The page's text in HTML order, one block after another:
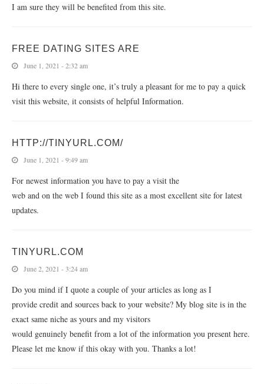
I am sure they will be benefited from this site.
FREE DATING SITES ARE
June 1, 2021 - 2:32 am
Hi there to every single one, it’s truly a pleasant for me to pay a quick
visit this website, it consists of helpful Information.
HTTP://TINYURL.COM/
June 1, 2021 - 9:49 am
For newest information you have to pay a visit the
web and on the web I found this site as a most excellent site for latest
updates.
TINYURL.COM
June 2, 2021 - 3:24 am
Do you mind if I quote a couple of your articles as long as I
provide credit and sources back to your website? My blog site is in the
exact same niche as yours and my visitors
would genuinely benefit from a lot of the information you present here.
Please let me know if this okay with you. Thanks a lot!